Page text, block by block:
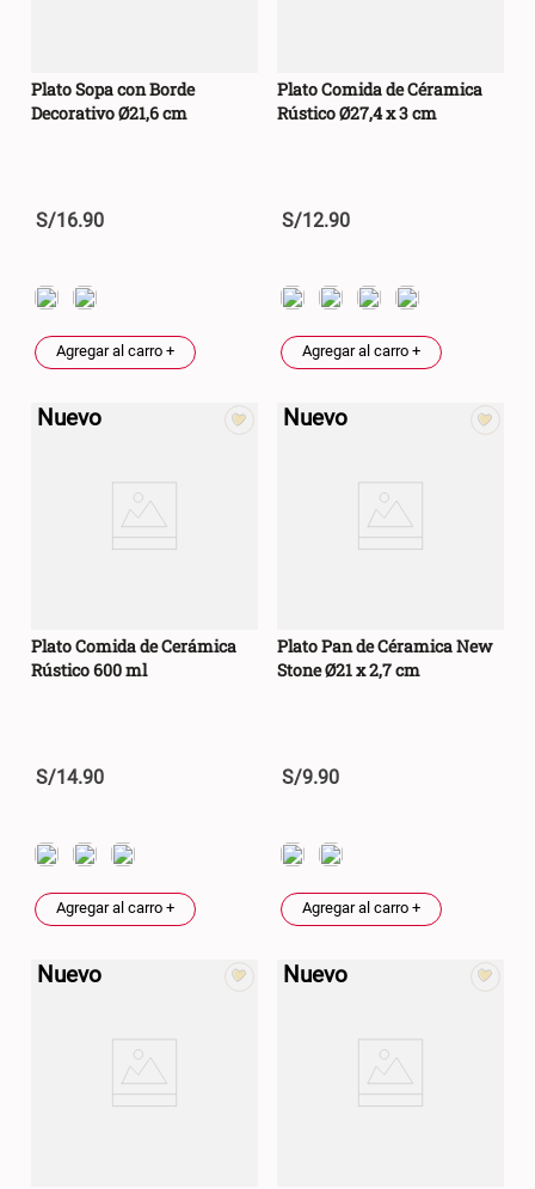
Plato Sopa con Borde
Decorativo Ø21,6 cm
S/16.90
Agregar al carro +
Plato Comida de Céramica
Rústico Ø27,4 x 3 cm
S/12.90
Agregar al carro +
Nuevo
Plato Comida de Cerámica
Rústico 600 ml
S/14.90
Agregar al carro +
Nuevo
Plato Pan de Céramica New
Stone Ø21 x 2,7 cm
S/9.90
Agregar al carro +
Nuevo Nuevo